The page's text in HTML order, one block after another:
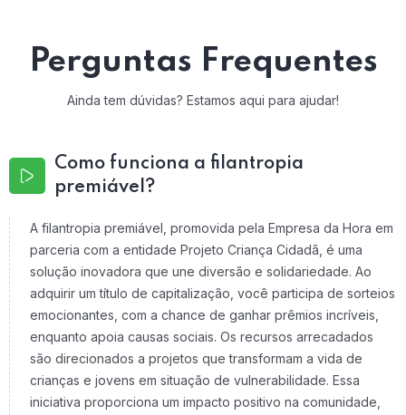
Perguntas Frequentes
Ainda tem dúvidas? Estamos aqui para ajudar!
Como funciona a filantropia
premiável?
A filantropia premiável, promovida pela Empresa da Hora em
parceria com a entidade Projeto Criança Cidadã, é uma
solução inovadora que une diversão e solidariedade. Ao
adquirir um título de capitalização, você participa de sorteios
emocionantes, com a chance de ganhar prêmios incríveis,
enquanto apoia causas sociais. Os recursos arrecadados
são direcionados a projetos que transformam a vida de
crianças e jovens em situação de vulnerabilidade. Essa
iniciativa proporciona um impacto positivo na comunidade,